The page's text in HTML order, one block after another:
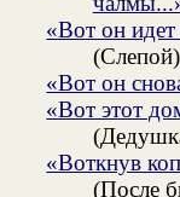
«Вот он
(Слепой)
«Вот он
«Вот этот
«Воткнув
(После